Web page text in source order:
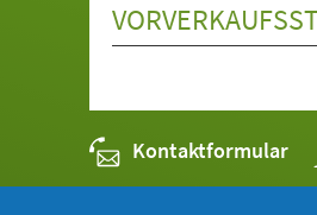
Kontaktformular